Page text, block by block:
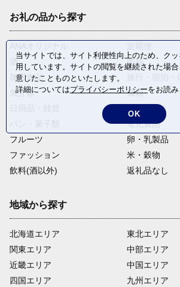
お礼の品から探す
酒
肉類
加工食品
魚介類
麺類
電化製品
フルーツ
卵・乳製品
ファッション
米・穀物
飲料(酒以外)
返礼品なし
地域から探す
北海道エリア
関東エリア
近畿エリア
四国エリア
東北エリア
中部エリア
中国エリア
九州エリア
当サイトでは、サイト利便性向上のため、ク
用しています。サイトの閲覧を継続された場
意したことものといたします。
詳細についてはプライバシーポリシーをお読み
OK